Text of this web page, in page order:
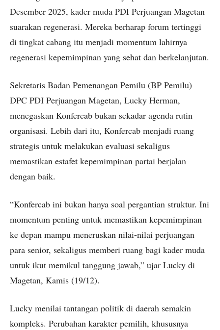
Desember 2025, kader muda PDI Perjuangan Magetan
suarakan regenerasi. Mereka berharap forum tertinggi
di tingkat cabang itu menjadi momentum lahirnya
regenerasi kepemimpinan yang sehat dan berkelanjutan.
Sekretaris Badan Pemenangan Pemilu (BP Pemilu)
DPC PDI Perjuangan Magetan, Lucky Herman,
menegaskan Konfercab bukan sekadar agenda rutin
organisasi. Lebih dari itu, Konfercab menjadi ruang
strategis untuk melakukan evaluasi sekaligus
memastikan estafet kepemimpinan partai berjalan
dengan baik.
“Konfercab ini bukan hanya soal pergantian struktur. Ini
momentum penting untuk memastikan kepemimpinan
ke depan mampu meneruskan nilai-nilai perjuangan
para senior, sekaligus memberi ruang bagi kader muda
untuk ikut memikul tanggung jawab,” ujar Lucky di
Magetan, Kamis (19/12).
Lucky menilai tantangan politik di daerah semakin
kompleks. Perubahan karakter pemilih, khususnya